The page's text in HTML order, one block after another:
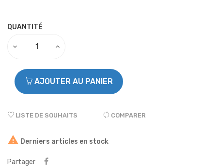
QUANTITÉ
AJOUTER AU PANIER
LISTE DE SOUHAITS COMPARER
 Derniers articles en stock
Partager